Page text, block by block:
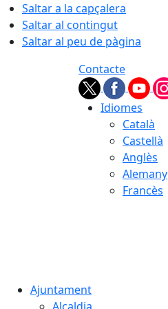
Saltar a la capçalera
Saltar al contingut
Saltar al peu de pàgina
Contacte
Idiomes
Català
Castellà
Anglès
Alemany
Francès
Ajuntament